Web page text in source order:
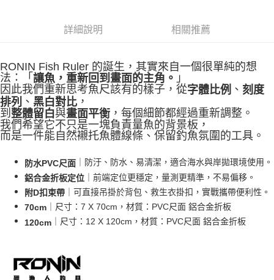
買賣價金債權讓與本公司後，依約使用本公司帳單繳交帳款。
2.基於同意付款使用「大哥付你分期」之契約關係目的，商店將以您的個人
資料（包含姓名、電話或地址）提供予台灣大哥大進項蒐集、處理及利用，
由本公司與您本人進行分期帳單所需資料之確認、核對及更正。
3.完整用戶服務條款，請詳閱以下連結：https://oppay.tw/userRule
３．收到繳費通知簡訊後14天內，點擊此簡訊中的連結，可透過四大超商／
ATM／網路銀行／等多元方式進行付款，方視為交易完成。
後付繳納相關費用。
※ 交易是否成功請以「AFTEE先享後付 」之結帳頁面顯示為準，若有關於
是否繳費成功／繳費後需取消欲退款等相關疑問，請聯繫「AFTEE先享後付
客戶支援中心」 https://netprotections.freshdesk.com/support/home
【注意事項】
１．透過由恩沛科技股份有限公司提供之「AFTEE先享後付」服務完成之交
權轉讓予恩沛科技股份有限公司。
２．關於個人資料處理事宜，請瀏覽以下網址：
https://aftee.tw/terms/#terms3
３．未成年的使用者請事先徵得法定代理人或監護人之同意方可使用
「AFTEE先享後付」，若未經同意申辦者引起之損失，本公司不負相關責
任。
４．使用「AFTEE先享後付」時，將依據個別帳號之用戶狀況，依本公司即
５．嚴禁一人註冊多個帳號或使用他人資訊註冊。若發現惡意使用之情形，
恩沛科技股份有限公司將有權停止該用戶之使用額度並採取法律行動。
付款後全家取貨
7-11取貨付款
每筆NT$60，滿NT$1,200(含以上)免運費
付款後7-11取貨
每筆NT$60，滿NT$1,200(含以上)免運費
一般宅配（門市自取請勿下單，請聯繫客服）
每筆NT$100，滿NT$2,000(含以上)免運費
離島一般宅配
每筆NT$200，滿NT$2,000(含以上)免運費
貨到付款（門市自取請勿下單，請聯繫客服）
國家/地區配送(**下單前請私訊客服確認實際運費(運費另
計)，訂單才得以成立**)
詳細說明 相關推薦
RONIN Fish Ruler 的誕生，其實來自一個很單純的想
法：「 讓魚，重新回到畫面的主角。 」
因此我們重新思考魚尺該有的樣子，從字體比例 、 刻度
排列 、 黑白對比 ，
到 整體留白 與畫面平衡 ，每個細節都經過重新調整。
我們希望它不只是一塊負責量魚的背景板，
而是一件能自然襯托魚體線條、保留釣魚氛圍的工具。
防水PVC尺面 ｜防汙、防水、易清潔，適合海水與岸拋環境使用。
鋁合金折板定位 ｜前端定位更穩定，量測更精準，不易偏移。
附D扣束帶 ｜可直接吊掛於背包、救生衣掛扣，實戰攜帶便利性。
70cm ｜尺寸：7 X 70cm，材質：PVC尺面 鋁合金折板
120cm ｜尺寸：12 X 120cm，材質：PVC尺面 鋁合金折板